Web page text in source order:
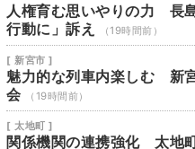
人権育む思いやりの力 長
行動に」訴え
（19時間前）
[ 新宮市 ]
魅力的な列車内楽しむ 新
会
（19時間前）
[ 太地町 ]
関係機関の連携強化 太地